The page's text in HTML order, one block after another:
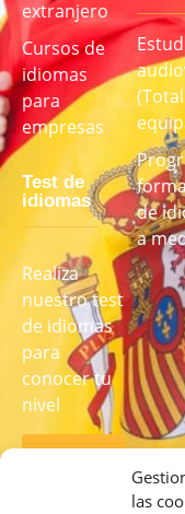
las
extranjero
Cursos de
idiomas
para
empresas
Test de
idiomas
Realiza
nuestro test
de idiomas
para
conocer tu
nivel
REALIZA
de
a